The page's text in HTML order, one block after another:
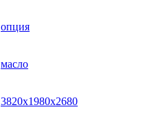
опция
масло
3820х1980х2680